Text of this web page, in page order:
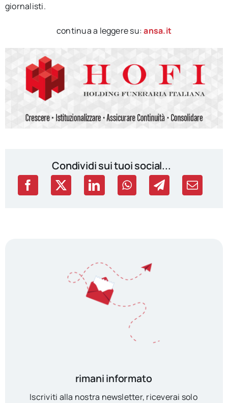
giornalisti.
continua a leggere su:ansa.it
Condividi sui tuoi social...
rimani informato
Iscriviti alla nostra newsletter, riceverai solo